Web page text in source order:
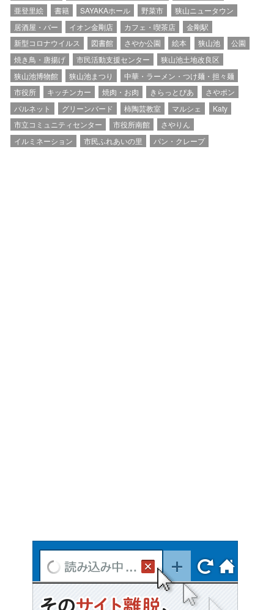
亜登里絵
書籍 SAYAKAホール 野菜市
狭山ニュータウン
居酒屋・バー
イオン金剛店 カフェ・喫茶店
金剛駅
新型コロナウイルス
図書館 さやか公園 絵本 狭山池
公園
焼き鳥・唐揚げ
市民活動支援センター
狭山池土地改良区
狭山池博物館
狭山池まつり
中華・ラーメン・つけ麺・担々麺
市役所
キッチンカー 焼肉・お肉 きらっとぴあ
さやポン
パルネット
グリーンバード 柿陶芸教室 マルシェ
Katy
市立コミュニティセンター
市役所南館
さやりん
イルミネーション
市民ふれあいの里 パン・クレープ